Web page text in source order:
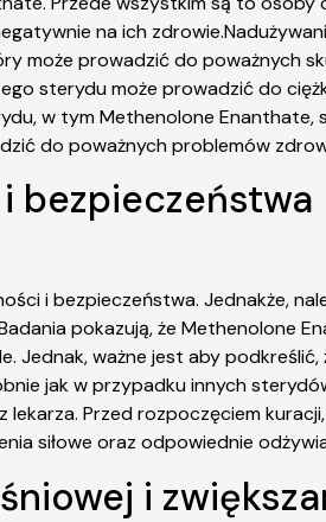
na ich
może prowadzić do poważnych
sterydu może prowadzić do
w tym Methenolone Enanthate,
do poważnych problemów
bezpieczeństwa
i bezpieczeństwa. Jednakże,
pokazują, że Methenolone
Jednak, ważne jest aby
jak w przypadku innych
Przed rozpoczęciem
siłowe oraz odpowiednie
i